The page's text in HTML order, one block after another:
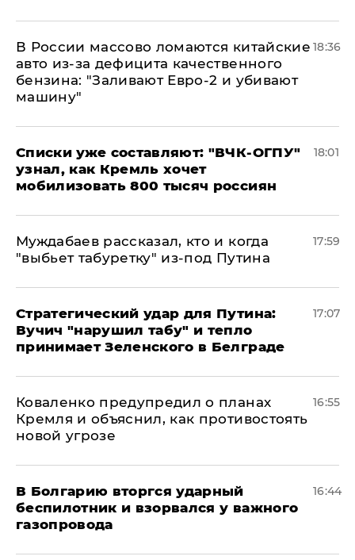
В России массово ломаются китайские
авто из-за дефицита качественного
бензина: "Заливают Евро-2 и убивают
машину"
18:36
Списки уже составляют: "ВЧК-ОГПУ"
узнал, как Кремль хочет
мобилизовать 800 тысяч россиян
18:01
Муждабаев рассказал, кто и когда
"выбьет табуретку" из-под Путина
17:59
Стратегический удар для Путина:
Вучич "нарушил табу" и тепло
принимает Зеленского в Белграде
17:07
Коваленко предупредил о планах
Кремля и объяснил, как противостоять
новой угрозе
16:55
В Болгарию вторгся ударный
беспилотник и взорвался у важного
газопровода
16:44